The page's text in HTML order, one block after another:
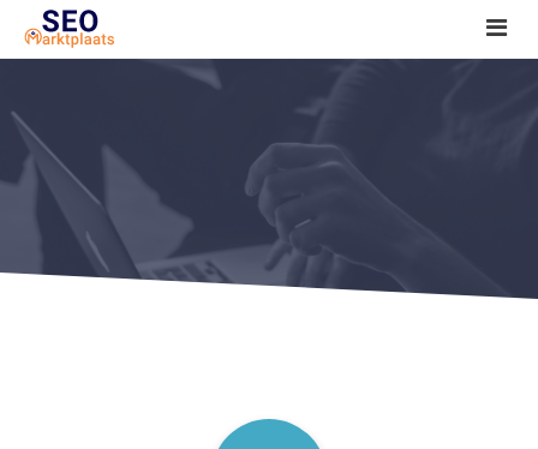
SEO tools reviews
Marketeer bij jou in de buurt?
Offerte
1. Seo voor beginners +
2. Onderzoeken +